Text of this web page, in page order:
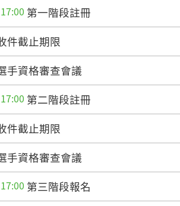
第一階段註冊
件截止期限
手資格審查會議
第二階段註冊
件截止期限
手資格審查會議
第三階段報名